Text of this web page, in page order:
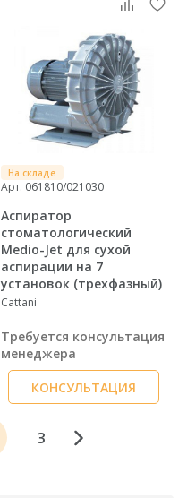
На складе
Арт. 061810/021030
Аспиратор
стоматологический
Medio-Jet для сухой
аспирации на 7
установок (трехфазный)
Cattani
Требуется консультация
менеджера
КОНСУЛЬТАЦИЯ
3